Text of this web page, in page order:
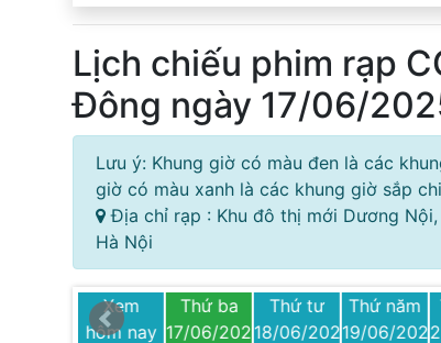
Lịch chiếu phim rạp
Đông ngày 17/06/
Lưu ý: Khung giờ có màu đen là các
giờ có màu xanh là các khung giờ sắp
Địa chỉ rạp : Khu đô thị mới Dương
Hà Nội
23/06/2025
Xem
hôm nay
Thứ ba
17/06/2025
Thứ tư
18/06/2025
Thứ năm
19/06/2025